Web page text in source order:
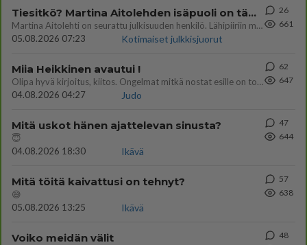
Tiesitkö? Martina Aitolehden isäpuoli on tämä suosittu laulaja
Martina Aitolehti on seurattu julkisuuden henkilö. Lähipiiriin mahtuu muitakin tunnettuja henkilöitä. Tiesitkö, että Ma
05.08.2026 07:23
Kotimaiset julkkisjuorut
26
661
Miia Heikkinen avautui !
Olipa hyvä kirjoitus, kiitos. Ongelmat mitkä nostat esille on todellisia ja tämä ylimielisyys totta ja se näkyy kaikessa
04.08.2026 04:27
Judo
62
647
Mitä uskot hänen ajattelevan sinusta?
😇
04.08.2026 18:30
Ikävä
47
644
Mitä töitä kaivattusi on tehnyt?
😅
05.08.2026 13:25
Ikävä
57
638
Voiko meidän välit
48